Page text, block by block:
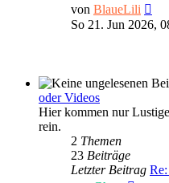
von BlaueLili
So 21. Jun 2026,
oder Videos
Hier kommen nur
rein.
2 Themen
23 Beiträge
Letzter Beitrag